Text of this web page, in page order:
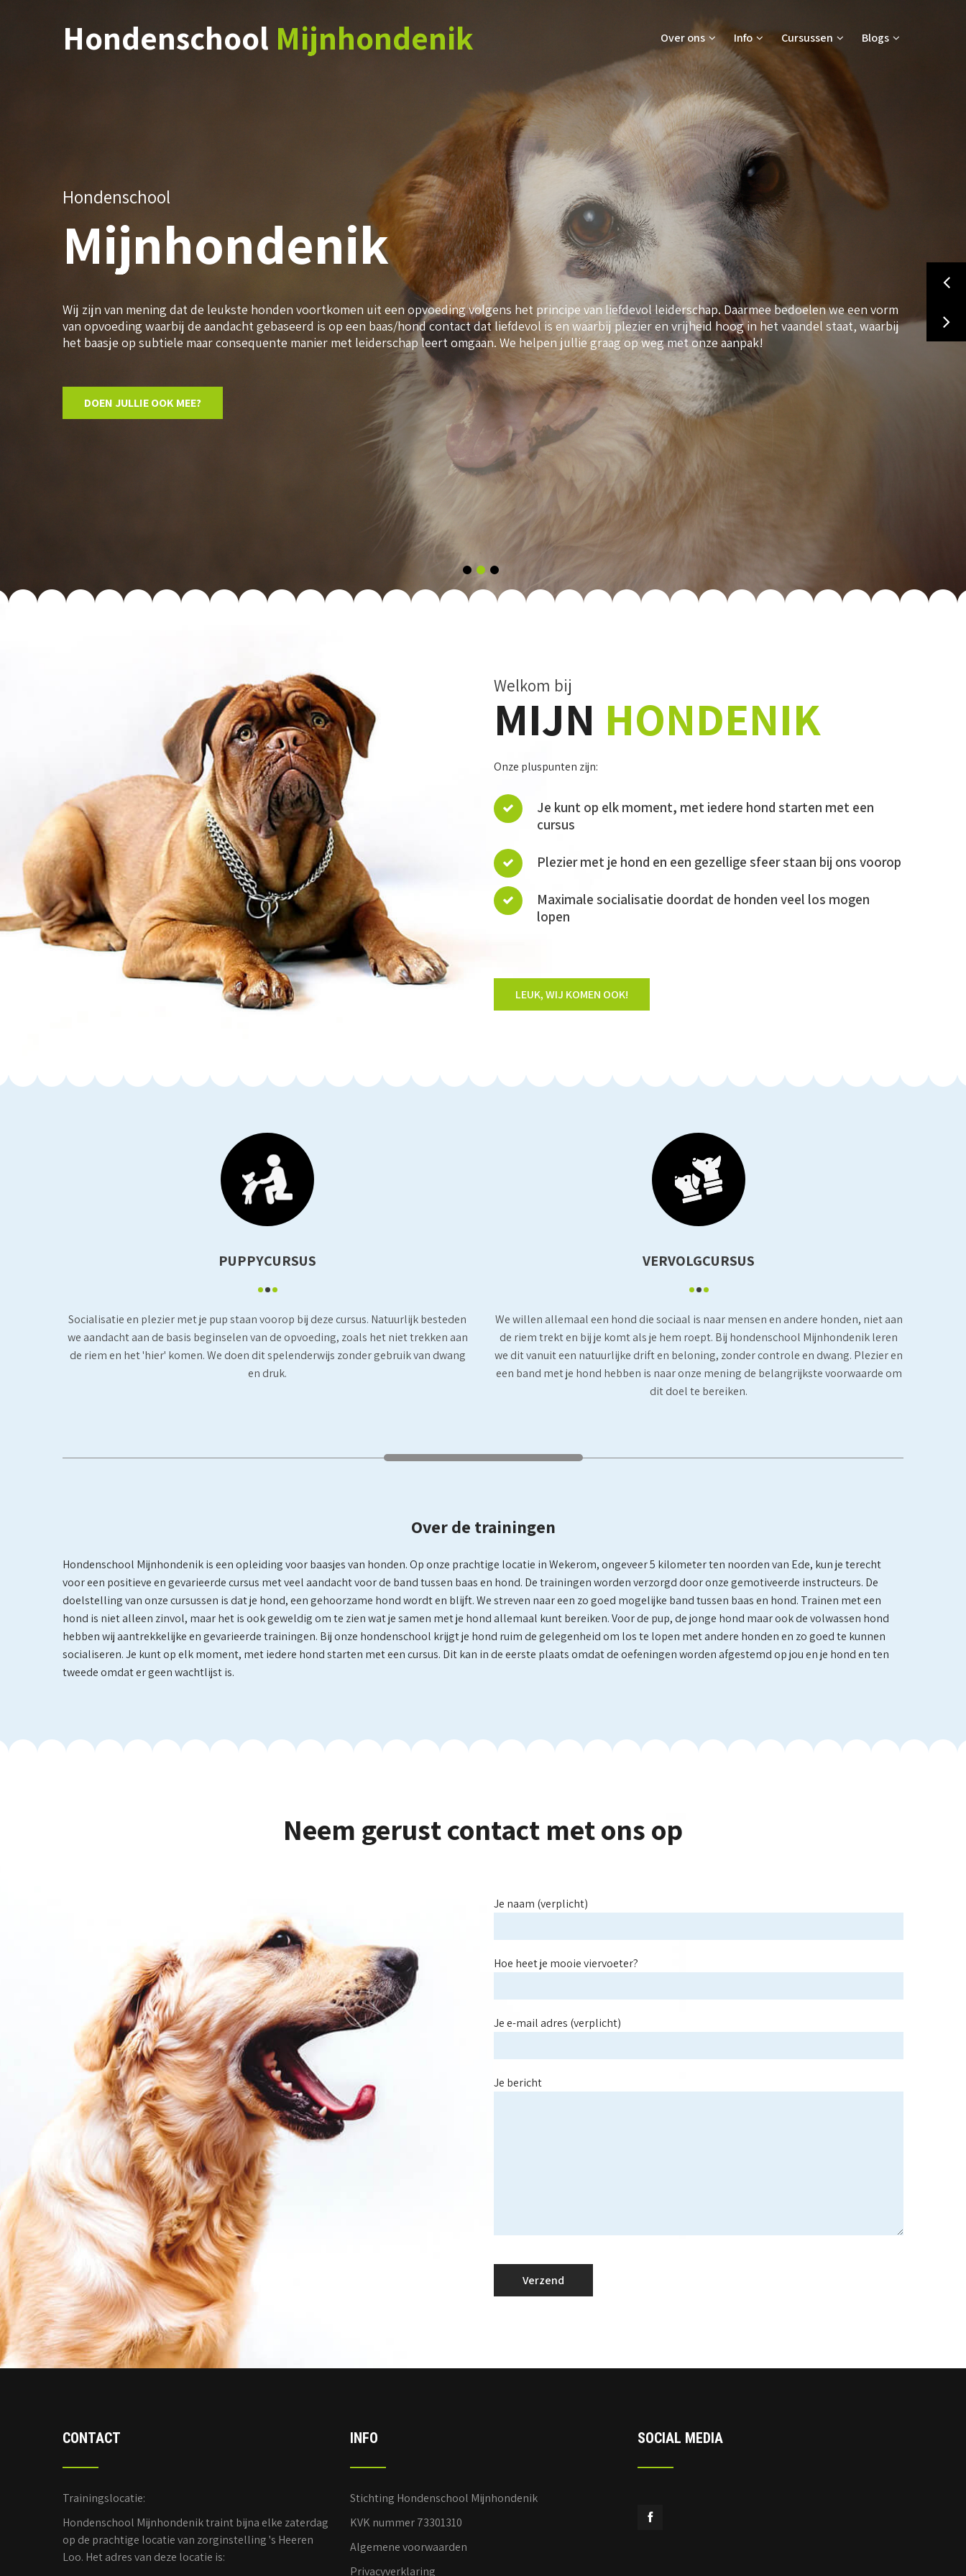
Hondenschool Mijnhondenik Over ons Info Cursussen Blogs
Hondenschool
Mijnhondenik
Wij zijn van mening dat de leukste honden voortkomen uit een opvoeding volgens het principe van liefdevol leiderschap. Daarmee bedoelen we een vorm
van opvoeding waarbij de aandacht gebaseerd is op een baas/hond contact dat liefdevol is en waarbij plezier en vrijheid hoog in het vaandel staat, waarbij
het baasje op subtiele maar consequente manier met leiderschap leert omgaan. We helpen jullie graag op weg met onze aanpak!
DOEN JULLIE OOK MEE?
Welkom bij
MIJN HONDENIK
Onze pluspunten zijn:
Je kunt op elk moment, met iedere hond starten met een
cursus
Plezier met je hond en een gezellige sfeer staan bij ons voorop
Maximale socialisatie doordat de honden veel los mogen
lopen
LEUK, WIJ KOMEN OOK!
PUPPYCURSUS
Socialisatie en plezier met je pup staan voorop bij deze cursus. Natuurlijk besteden
we aandacht aan de basis beginselen van de opvoeding, zoals het niet trekken aan
de riem en het 'hier' komen. We doen dit spelenderwijs zonder gebruik van dwang
en druk.
VERVOLGCURSUS
We willen allemaal een hond die sociaal is naar mensen en andere honden, niet aan
de riem trekt en bij je komt als je hem roept. Bij hondenschool Mijnhondenik leren
we dit vanuit een natuurlijke drift en beloning, zonder controle en dwang. Plezier en
een band met je hond hebben is naar onze mening de belangrijkste voorwaarde om
dit doel te bereiken.
Over de trainingen
Hondenschool Mijnhondenik is een opleiding voor baasjes van honden. Op onze prachtige locatie in Wekerom, ongeveer 5 kilometer ten noorden van Ede, kun je terecht
voor een positieve en gevarieerde cursus met veel aandacht voor de band tussen baas en hond. De trainingen worden verzorgd door onze gemotiveerde instructeurs. De
doelstelling van onze cursussen is dat je hond, een gehoorzame hond wordt en blijft. We streven naar een zo goed mogelijke band tussen baas en hond. Trainen met een
hond is niet alleen zinvol, maar het is ook geweldig om te zien wat je samen met je hond allemaal kunt bereiken. Voor de pup, de jonge hond maar ook de volwassen hond
hebben wij aantrekkelijke en gevarieerde trainingen. Bij onze hondenschool krijgt je hond ruim de gelegenheid om los te lopen met andere honden en zo goed te kunnen
socialiseren. Je kunt op elk moment, met iedere hond starten met een cursus. Dit kan in de eerste plaats omdat de oefeningen worden afgestemd op jou en je hond en ten
tweede omdat er geen wachtlijst is.
Neem gerust contact met ons op
Je naam (verplicht)
Hoe heet je mooie viervoeter?
Je e-mail adres (verplicht)
Je bericht
CONTACT
Trainingslocatie:
Hondenschool Mijnhondenik traint bijna elke zaterdag
op de prachtige locatie van zorginstelling 's Heeren
Loo. Het adres van deze locatie is:
INFO
Stichting Hondenschool Mijnhondenik
KVK nummer 73301310
Algemene voorwaarden
Privacyverklaring
SOCIAL MEDIA